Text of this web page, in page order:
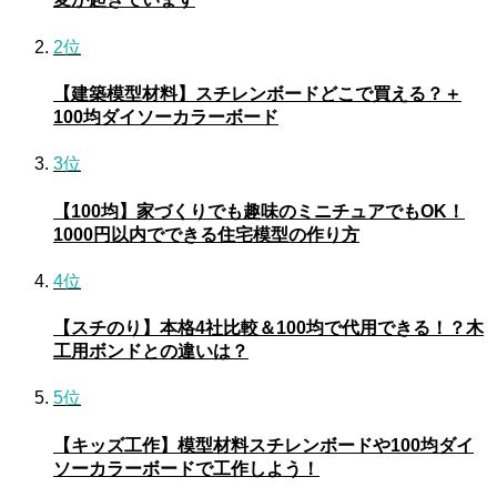
2位
【建築模型材料】スチレンボードどこで買える？＋
100均ダイソーカラーボード
3位
【100均】家づくりでも趣味のミニチュアでもOK！
1000円以内でできる住宅模型の作り方
4位
【スチのり】本格4社比較＆100均で代用できる！？木
工用ボンドとの違いは？
5位
【キッズ工作】模型材料スチレンボードや100均ダイ
ソーカラーボードで工作しよう！